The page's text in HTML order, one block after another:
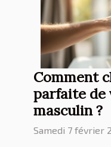
Comment
parfaite de
masculin ?
Samedi 7 février